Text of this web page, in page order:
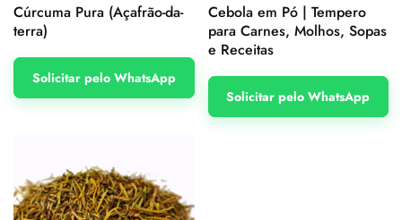
Cúrcuma Pura (Açafrão-da-
terra)
Solicitar pelo WhatsApp
Cebola em Pó | Tempero
para Carnes, Molhos, Sopas
e Receitas
Solicitar pelo WhatsApp